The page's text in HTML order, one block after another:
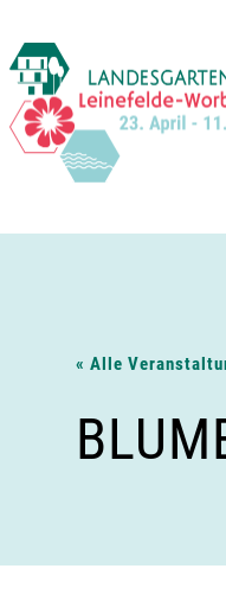
Inhalt
springen
« Alle